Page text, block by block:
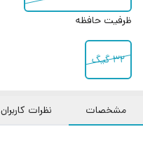
ظرفیت حافظه
۳۲ گیگ
مشخصات نظرات کاربران